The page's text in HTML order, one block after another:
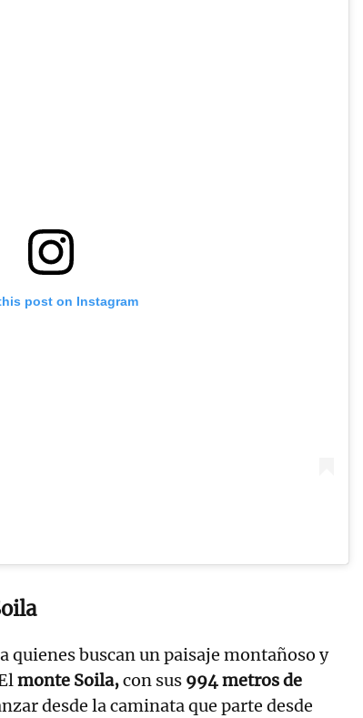
post on Instagram
quienes buscan un paisaje montañoso y
monte Soila,con sus 994 metros de
desde la caminata que parte desde